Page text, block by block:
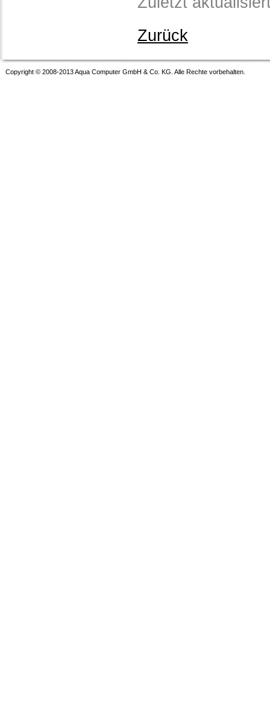
Zurück
Copyright © 2008-2013 Aqua Computer GmbH & Co. KG. Alle Rechte vorbehalten.